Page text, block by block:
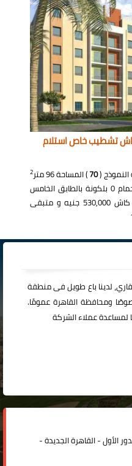
تشطيب خاص استلام
(
70) المساحة 96 متر 2
تطل على باركنج تشمل 2 نوم 2 حمام 0 بلكونة بالطابق الخامس
تشطيب خاص إستلام فوري للبيع كاش 530,000 جنيه و متبقى
لدينا باع طويل فى منطقة
ومحافظة القاهرة عمومًا.
عملاء الشركة
الرحاب المبنى الإداري مكتب 106 الدور الأول - القاهرة الجديدة -